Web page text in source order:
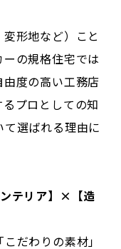
形地など）こと
の規格住宅では
度の高い工務店
プロとしての知
選ばれる理由に
テリア】×【造
だわりの素材」